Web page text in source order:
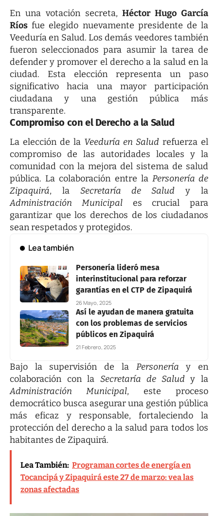
En una votación secreta,Héctor Hugo García
Ríos fue elegido nuevamente presidente de la
Veeduría en Salud. Los demás veedores también
fueron seleccionados para asumir la tarea de
defender y promover el derecho a la salud en la
ciudad. Esta elección representa un paso
significativo hacia una mayor participación
ciudadana y una gestión pública más
transparente.
Compromiso con el Derecho a la Salud
La elección de la Veeduría en Salud refuerza el
compromiso de las autoridades locales y la
comunidad con la mejora del sistema de salud
pública. La colaboración entre la Personería de
Zipaquirá, la Secretaría de Salud y la
Administración Municipales crucial para
garantizar que los derechos de los ciudadanos
sean respetados y protegidos.
Lea también
Personería lideró mesa
interinstitucional para reforzar
garantías en el CTP de Zipaquirá
26 Mayo, 2025
Así le ayudan de manera gratuita
con los problemas de servicios
públicos en Zipaquirá
21 Febrero, 2025
Bajo la supervisión de la Personería y en
colaboración con laSecretaría de Salud y la
Administración Municipal, este proceso
democrático busca asegurar una gestión pública
más eficaz y responsable, fortaleciendo la
protección del derecho a la salud para todos los
habitantes de Zipaquirá.
Lea También: Programan cortes de energía en
Tocancipá y Zipaquirá este 27 de marzo: vea las
zonas afectadas